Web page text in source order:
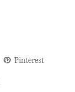
Pinterest